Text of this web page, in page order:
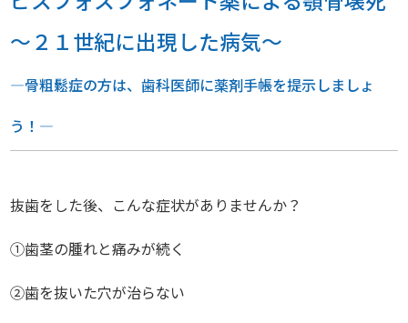
～２１世紀に出現した病気～
―骨粗鬆症の方は、歯科医師に薬剤手帳を提示しましょ
う！―
抜歯をした後、こんな症状がありませんか？
①歯茎の腫れと痛みが続く
②歯を抜いた穴が治らない